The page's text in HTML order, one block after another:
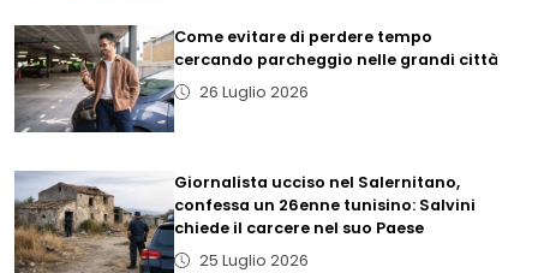
Come evitare di perdere tempo
cercando parcheggio nelle grandi città
26 Luglio 2026
Giornalista ucciso nel Salernitano,
confessa un 26enne tunisino: Salvini
chiede il carcere nel suo Paese
25 Luglio 2026